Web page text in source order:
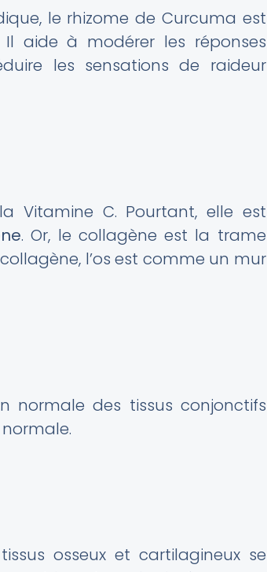
le rhizome de Curcuma est
Il aide à modérer les réponses
les sensations de raideur
Vitamine C. Pourtant, elle est
. Or, le collagène est la trame
l’os est comme un mur
normale des tissus conjonctifs
osseux et cartilagineux se